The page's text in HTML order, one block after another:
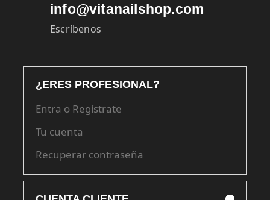
info@vitanailshop.com
Escríbenos
¿ERES PROFESIONAL?
Entra o Regístrate
Tu cuenta
Recuperar contraseña